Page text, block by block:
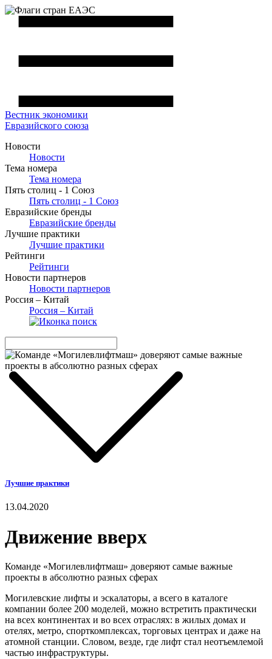
Вестник экономики
Евразийского союза
Новости
Новости
Тема номера
Тема номера
Пять столиц - 1 Союз
Пять столиц - 1 Союз
Евразийские бренды
Евразийские бренды
Лучшие практики
Лучшие практики
Рейтинги
Рейтинги
Новости партнеров
Новости партнеров
Россия – Китай
Россия – Китай
Лучшие практики
13.04.2020
Движение вверх
Команде «Могилевлифтмаш» доверяют самые важные
проекты в абсолютно разных сферах
Могилевские лифты и эскалаторы, а всего в каталоге
компании более 200 моделей, можно встретить практически
на всех континентах и во всех отраслях: в жилых домах и
отелях, метро, спорткомплексах, торговых центрах и даже на
атомной станции. Словом, везде, где лифт стал неотъемлемой
частью инфраструктуры.